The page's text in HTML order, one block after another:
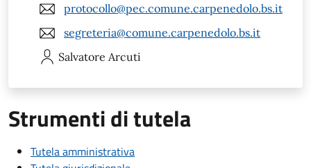
protocollo@pec.comune.carpenedolo.bs.it
segreteria@comune.carpenedolo.bs.it
Salvatore Arcuti
Strumenti di tutela
Tutela amministrativa